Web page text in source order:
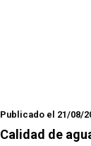
Publicado el 21/08/
Calidad de